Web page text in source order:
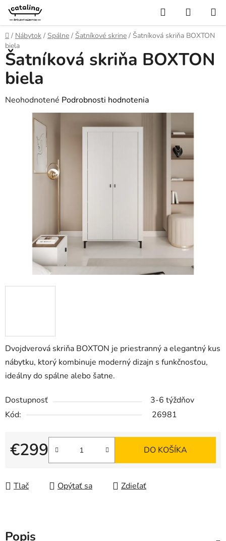
Prejsť
obsah
Hľadať
KOŠÍK
Domov
/ Nábytok / Spálne / Šatníkové skrine / Šatníková skriňa BOXTON
biela
Dvojdverová skriňa BOXTON je priestranný a elegantný kus
nábytku, ktorý kombinuje moderný dizajn s funkčnosťou,
ideálny do spálne alebo šatne.
Dostupnosť
3-6 týždňov
Kód:
26981
€299
Jednotková cena:
DO KOŠÍKA
Tlač Opýtať sa Zdieľať
Šatníková skriňa BOXTON
biela
Priemerné
hodnotenie
Neohodnotené Podrobnosti hodnotenia
Popis